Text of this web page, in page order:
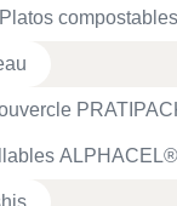
Platos compostables
ALPHACEL®